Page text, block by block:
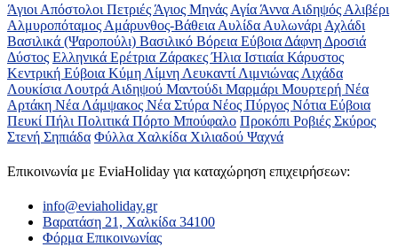
Άγιοι Απόστολοι Πετριές Άγιος Μηνάς Αγία Άννα Αιδηψός Αλιβέρι
Αλμυροπόταμος Αμάρυνθος-Βάθεια Αυλίδα Αυλωνάρι Αχλάδι
Βασιλικά (Ψαροπούλι) Βασιλικό Βόρεια Εύβοια Δάφνη Δροσιά
Δύστος Ελληνικά Ερέτρια ΖάρακεςΉλια Ιστιαία Κάρυστος
Κεντρική Εύβοια Κύμη Λίμνη Λευκαντί Λιμνιώνας Λιχάδα
Λουκίσια Λουτρά Αιδηψού Μαντούδι Μαρμάρι Μουρτερή Νέα
Αρτάκη Νέα Λάμψακος Νέα Στύρα Νέος Πύργος Νότια Εύβοια
Πευκί Πήλι Πολιτικά Πόρτο Μπούφαλο Προκόπι Ροβιές Σκύρος
Στενή Σηπιάδα Φύλλα Χαλκίδα Χιλιαδού Ψαχνά
Επικοινωνία με ΕviaHoliday για καταχώρηση επιχειρήσεων:
info@eviaholiday.gr
Βαρατάση 21, Χαλκίδα 34100
Φόρμα Επικοινωνίας